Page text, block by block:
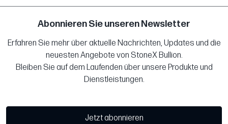
Abonnieren Sie unseren Newsletter
Erfahren Sie mehr über aktuelle Nachrichten, Updates und die
neuesten Angebote von StoneX Bullion.
Bleiben Sie auf dem Laufenden über unsere Produkte und
Dienstleistungen.
Jetzt abonnieren